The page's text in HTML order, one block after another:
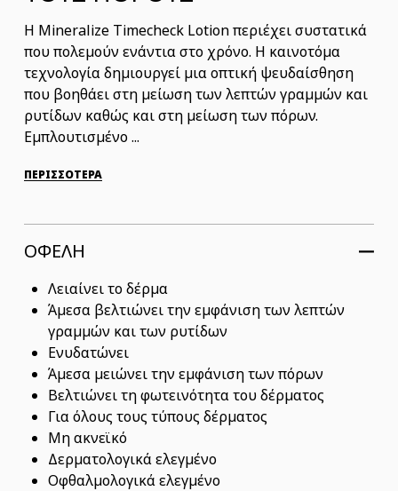
Η Mineralize Timecheck Lotion περιέχει συστατικά
που πολεμούν ενάντια στο χρόνο. Η καινοτόμα
τεχνολογία δημιουργεί μια οπτική ψευδαίσθηση
που βοηθάει στη μείωση των λεπτών γραμμών και
ρυτίδων καθώς και στη μείωση των πόρων.
Εμπλουτισμένο ...
ΠΕΡΙΣΣΟΤΕΡΑ
ΟΦΕΛΗ
Λειαίνει το δέρμα
Άμεσα βελτιώνει την εμφάνιση των λεπτών
γραμμών και των ρυτίδων
Ενυδατώνει
Άμεσα μειώνει την εμφάνιση των πόρων
Βελτιώνει τη φωτεινότητα του δέρματος
Για όλους τους τύπους δέρματος
Μη ακνεϊκό
Δερματολογικά ελεγμένο
Οφθαλμολογικά ελεγμένο